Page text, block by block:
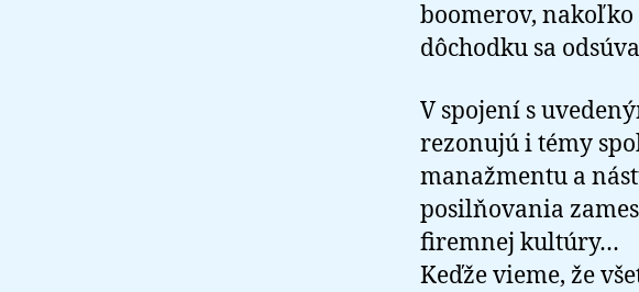
boomerov, nakoľko
dôchodku sa
V spojení s
rezonujú i témy
manažmentu a
posilňovania
firemnej kultúry…
Keďže vieme, že